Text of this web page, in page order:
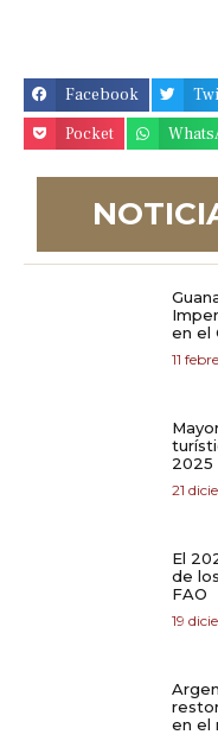
Facebook
Pocket
en el
11
2025
21
El
de
FAO
19
en el